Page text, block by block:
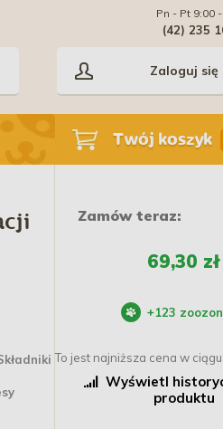
Pn - Pt 9:00
(42) 235
Zaloguj się
Twój koszyk
Zamów teraz:
69,30 zł
+123
To jest najniższa cena w
Wyświetl
produktu